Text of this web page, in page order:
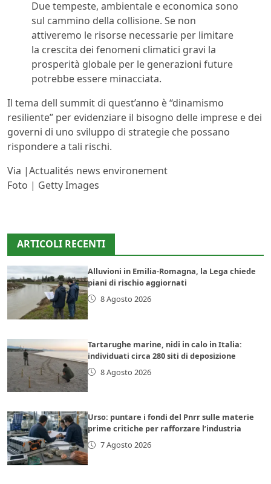
Due tempeste, ambientale e economica sono
sul cammino della collisione. Se non
attiveremo le risorse necessarie per limitare
la crescita dei fenomeni climatici gravi la
prosperità globale per le generazioni future
potrebbe essere minacciata.
Il tema dell summit di quest’anno è “dinamismo
resiliente” per evidenziare il bisogno delle imprese e dei
governi di uno sviluppo di strategie che possano
rispondere a tali rischi.
Via |Actualités news environement
Foto | Getty Images
ARTICOLI RECENTI
Alluvioni in Emilia-Romagna, la Lega chiede
piani di rischio aggiornati
8 Agosto 2026
Tartarughe marine, nidi in calo in Italia:
individuati circa 280 siti di deposizione
8 Agosto 2026
Urso: puntare i fondi del Pnrr sulle materie
prime critiche per rafforzare l’industria
7 Agosto 2026